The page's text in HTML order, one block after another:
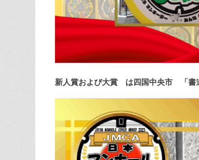
新人賞および大賞 は四国中央市 「書